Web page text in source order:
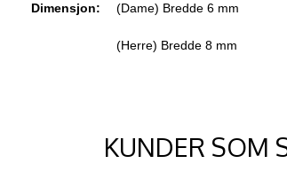
Dimensjon: (Dame) Bredde 6 mm
(Herre) Bredde 8 mm
KUNDER SOM